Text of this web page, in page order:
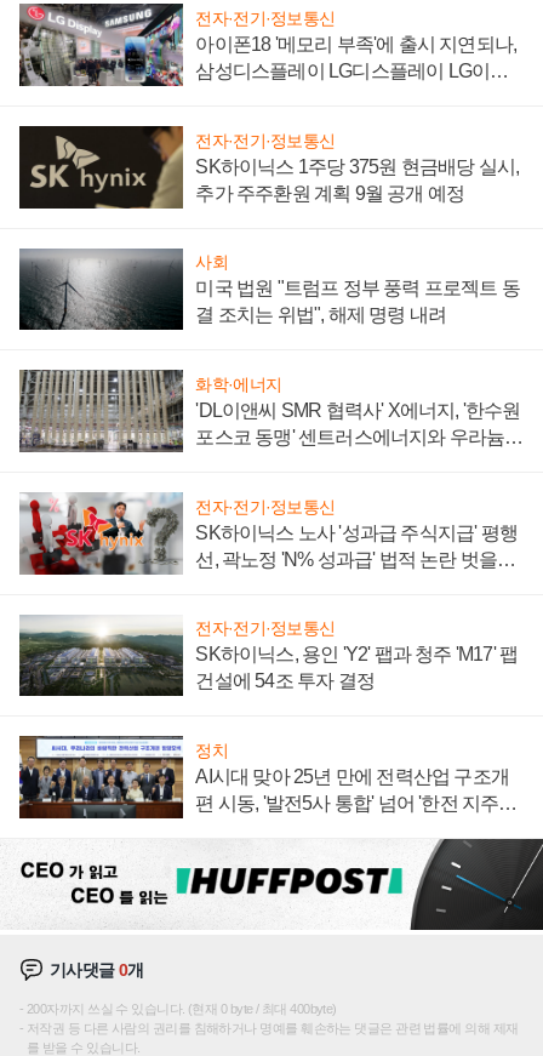
전자·전기·정보통신
아이폰18 '메모리 부족'에 출시 지연되나,
삼성디스플레이 LG디스플레이 LG이노
전자·전기·정보통신
SK하이닉스 1주당 375원 현금배당 실시,
추가 주주환원 계획 9월 공개 예정
사회
미국 법원 "트럼프 정부 풍력 프로젝트 동
결 조치는 위법", 해제 명령 내려
화학·에너지
'DL이앤씨 SMR 협력사' X에너지, '한수원
포스코 동맹' 센트러스에너지와 우라늄
전자·전기·정보통신
SK하이닉스 노사 '성과급 주식지급' 평행
선, 곽노정 'N% 성과급' 법적 논란 벗을지
전자·전기·정보통신
SK하이닉스, 용인 'Y2' 팹과 청주 'M17' 팹
건설에 54조 투자 결정
정치
AI시대 맞아 25년 만에 전력산업 구조개
편 시동, '발전5사 통합' 넘어 '한전 지주사'
기사댓글0개
200자까지 쓰실 수 있습니다. (현재 0 byte / 최대 400byte)
저작권 등 다른 사람의 권리를 침해하거나 명예를 훼손하는 댓글은 관련 법률에 의해 제재
를 받을 수 있습니다.